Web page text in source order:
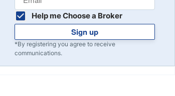
Help me Choose a Broker
Sign up
*By registering you agree to receive
communications.